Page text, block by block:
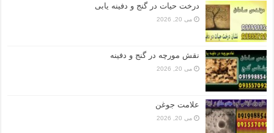
درخت حیات در گنج و دفینه یابی
می 20, 2026
نقش مورچه در گنج و دفینه
می 20, 2026
علامت جوغن
می 20, 2026